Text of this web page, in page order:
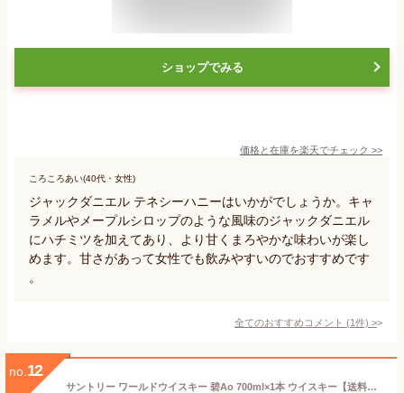
ショップでみる
価格と在庫を楽天でチェック >>
ころころあい(40代・女性)
ジャックダニエル テネシーハニーはいかがでしょうか。キャ
ラメルやメープルシロップのような風味のジャックダニエル
にハチミツを加えてあり、より甘くまろやかな味わいが楽し
めます。甘さがあって女性でも飲みやすいのでおすすめです
。
全てのおすすめコメント (1件) >
no. 12
サントリー ワールドウイスキー 碧Ao 700ml×1本 ウイスキー【送料無料※一部地域は除く】